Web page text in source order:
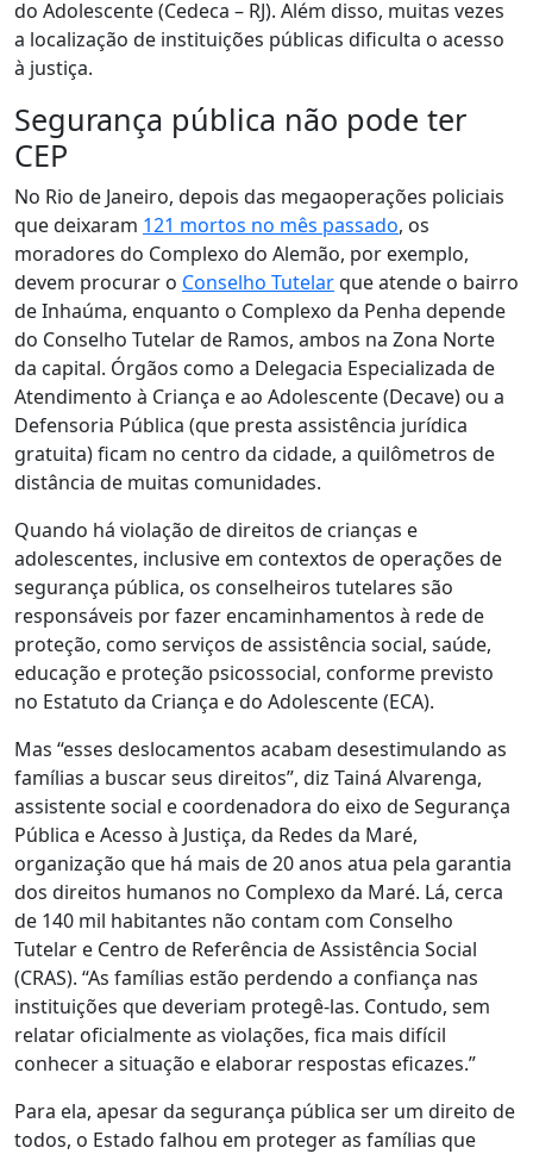
do Adolescente (Cedeca – RJ). Além disso, muitas vezes
a localização de instituições públicas dificulta o acesso
à justiça.
Segurança pública não pode ter
CEP
No Rio de Janeiro, depois das megaoperações policiais
que deixaram 121 mortos no mês passado, os
moradores do Complexo do Alemão, por exemplo,
devem procurar o Conselho Tutelarque atende o bairro
de Inhaúma, enquanto o Complexo da Penha depende
do Conselho Tutelar de Ramos, ambos na Zona Norte
da capital. Órgãos como a Delegacia Especializada de
Atendimento à Criança e ao Adolescente (Decave) ou a
Defensoria Pública (que presta assistência jurídica
gratuita) ficam no centro da cidade, a quilômetros de
distância de muitas comunidades.
Quando há violação de direitos de crianças e
adolescentes, inclusive em contextos de operações de
segurança pública, os conselheiros tutelares são
responsáveis por fazer encaminhamentos à rede de
proteção, como serviços de assistência social, saúde,
educação e proteção psicossocial, conforme previsto
no Estatuto da Criança e do Adolescente (ECA).
Mas “esses deslocamentos acabam desestimulando as
famílias a buscar seus direitos”, diz Tainá Alvarenga,
assistente social e coordenadora do eixo de Segurança
Pública e Acesso à Justiça, da Redes da Maré,
organização que há mais de 20 anos atua pela garantia
dos direitos humanos no Complexo da Maré. Lá, cerca
de 140 mil habitantes não contam com Conselho
Tutelar e Centro de Referência de Assistência Social
(CRAS). “As famílias estão perdendo a confiança nas
instituições que deveriam protegê-las. Contudo, sem
relatar oficialmente as violações, fica mais difícil
conhecer a situação e elaborar respostas eficazes.”
Para ela, apesar da segurança pública ser um direito de
todos, o Estado falhou em proteger as famílias que